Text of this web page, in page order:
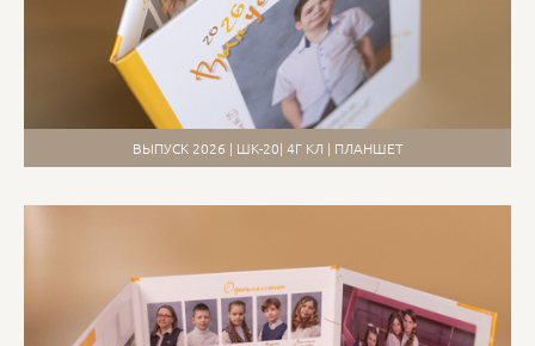
ВЫПУСК 2026 | ШК-20| 4Г КЛ | ПЛАНШЕТ